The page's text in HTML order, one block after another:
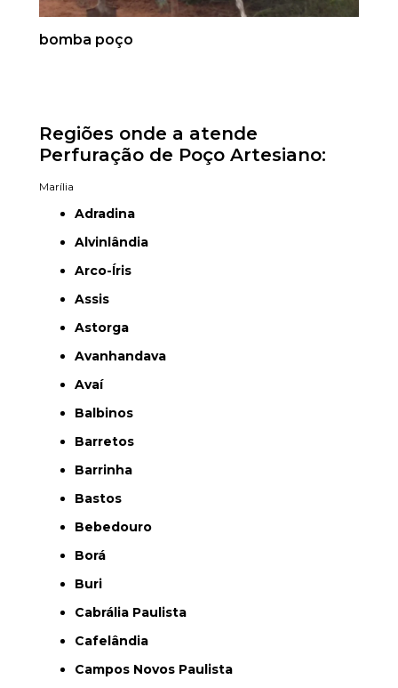
bomba poço
Regiões onde a atende
Perfuração de Poço Artesiano:
Marília
Adradina
Alvinlândia
Arco-Íris
Assis
Astorga
Avanhandava
Avaí
Balbinos
Barretos
Barrinha
Bastos
Bebedouro
Borá
Buri
Cabrália Paulista
Cafelândia
Campos Novos Paulista